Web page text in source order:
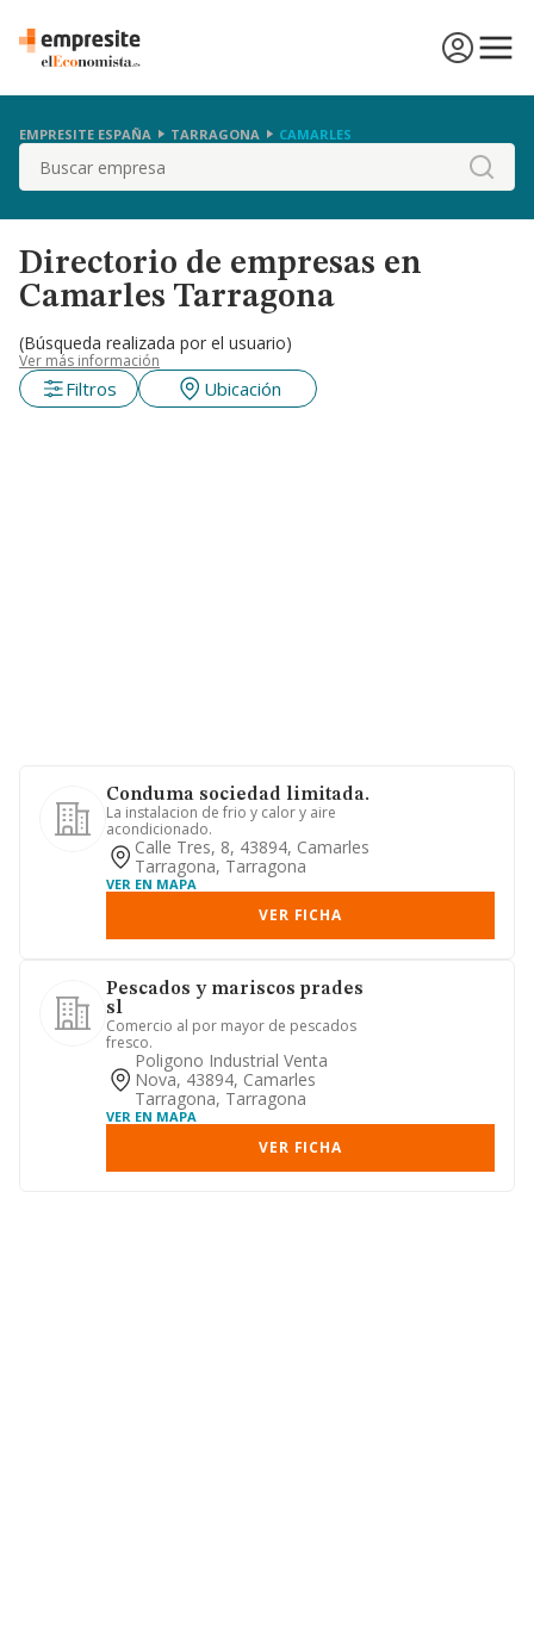
EMPRESITE ESPAÑA TARRAGONA CAMARLES
Buscar
Directorio de empresas en
Camarles Tarragona
(Búsqueda realizada por el usuario)
Ver más información
Filtros Ubicación
Conduma sociedad limitada.
La instalacion de frio y calor y aire
acondicionado.
Calle Tres, 8, 43894, Camarles
Tarragona, Tarragona
VER EN MAPA
VER FICHA
Pescados y mariscos prades
sl
Comercio al por mayor de pescados
fresco.
Poligono Industrial Venta
Nova, 43894, Camarles
Tarragona, Tarragona
VER EN MAPA
VER FICHA